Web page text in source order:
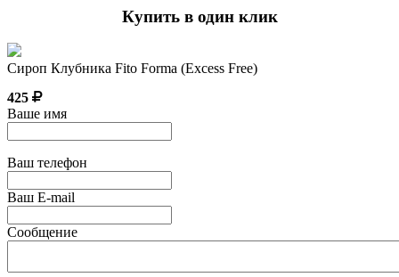
Купить в один клик
Сироп Клубника Fito Forma (Excess Free)
425
Ваше имя
Ваш телефон
Ваш E-mail
Сообщение